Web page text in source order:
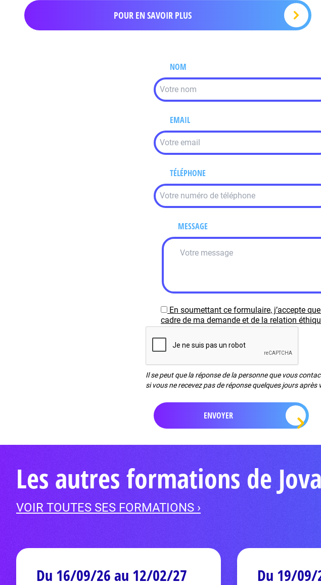
POUR EN SAVOIR PLUS
NOM
EMAIL
TÉLÉPHONE
MESSAGE
En soumettant ce formulaire, j’accepte
cadre de ma demande et de la relation
Il se peut que la réponse de la personne que vous
si vous ne recevez pas de réponse quelques jours après
Les autres formations de
VOIR TOUTES SES FORMATIONS ›
Du 16/09/26 au 12/02/27 Du 19/